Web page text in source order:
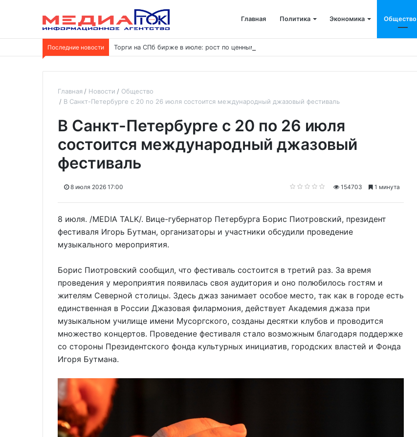
Главная Политика Экономика Общество
Последние новости Торги на СПб бирже в июле: рост по ценным бумагам при общем снижении объёмов
Главная Новости
Общество
В Санкт-Петербурге с 20 по 26 июля состоится международный джазовый фестиваль
В Санкт-Петербурге с 20 по 26 июля
состоится международный джазовый
фестиваль
8 июля 2026 17:00 154703 1 минута
8 июля. /MEDIA TALK/. Вице-губернатор Петербурга Борис Пиотровский, президент
фестиваля Игорь Бутман, организаторы и участники обсудили проведение
музыкального мероприятия.
Борис Пиотровский сообщил, что фестиваль состоится в третий раз. За время
проведения у мероприятия появилась своя аудитория и оно полюбилось гостям и
жителям Северной столицы. Здесь джаз занимает особое место, так как в городе есть
единственная в России Джазовая филармония, действует Академия джаза при
музыкальном училище имени Мусоргского, созданы десятки клубов и проводится
множество концертов. Проведение фестиваля стало возможным благодаря поддержке
со стороны Президентского фонда культурных инициатив, городских властей и Фонда
Игоря Бутмана.